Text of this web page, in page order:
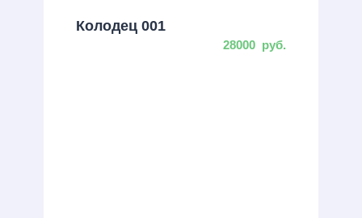
Колодец 001
28000 руб.